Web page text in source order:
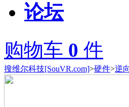
论坛
购物车 0 件
搜维尔科技[SouVR.com]>硬件>逆